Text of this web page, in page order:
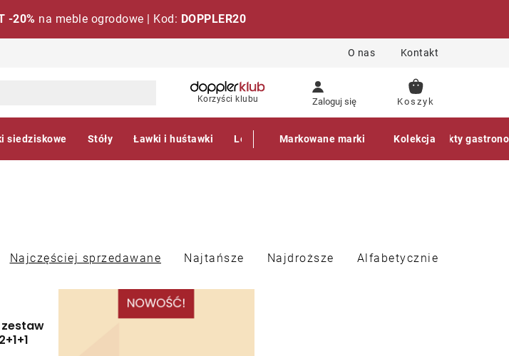
-20% na meble ogrodowe | Kod: DOPPLER20
O nas Kontakt
Korzyści klubu Zaloguj się KOSZYK
siedziskowe Stóły Ławki i huśtawki Leżaki Akcesoria Parasole Produkty
Markowane marki Kolekcja
SNajczęściej sprzedawane Najtańsze Najdroższe Alfabetycznie
zestaw